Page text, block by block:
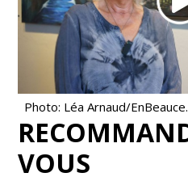
Photo: Léa Arnaud/
VOUS